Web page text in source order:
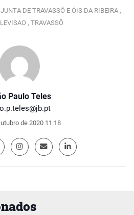
Paulo Teles
de 2020 11:18
JUNTA DE TRAVASSÔ E ÓIS DA RIBEIRA ,
, TRAVASSÔ